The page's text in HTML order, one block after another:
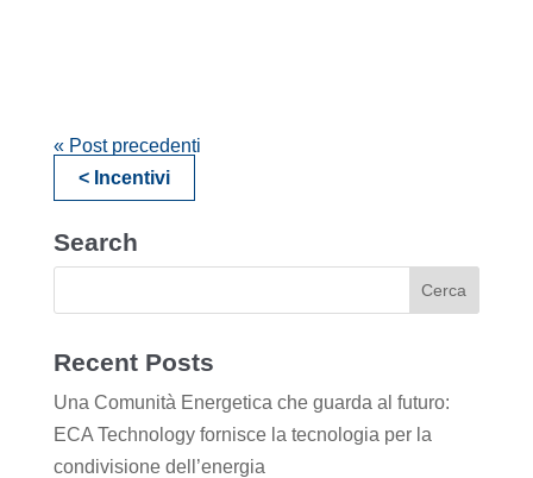
« Post precedenti
< Incentivi
Search
Recent Posts
Una Comunità Energetica che guarda al futuro:
ECA Technology fornisce la tecnologia per la
condivisione dell’energia